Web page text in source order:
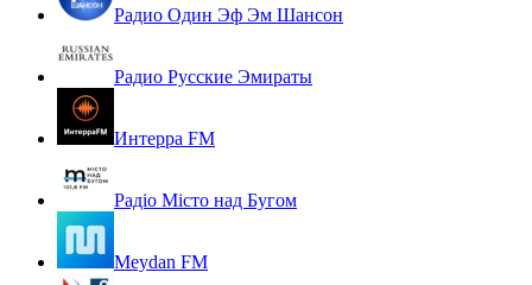
Радио Один Эф Эм Шансон
Радио Русские Эмираты
Интерра FM
Радіо Місто над Бугом
Meydan FM